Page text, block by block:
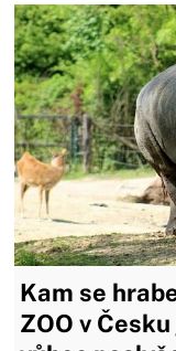
Kam se
ZOO v